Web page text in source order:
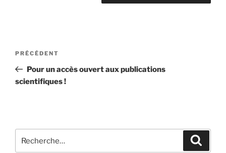
Navigation
l’article
Article
précédent
PRÉCÉDENT
Pour un accès ouvert aux publications
scientifiques !
pour